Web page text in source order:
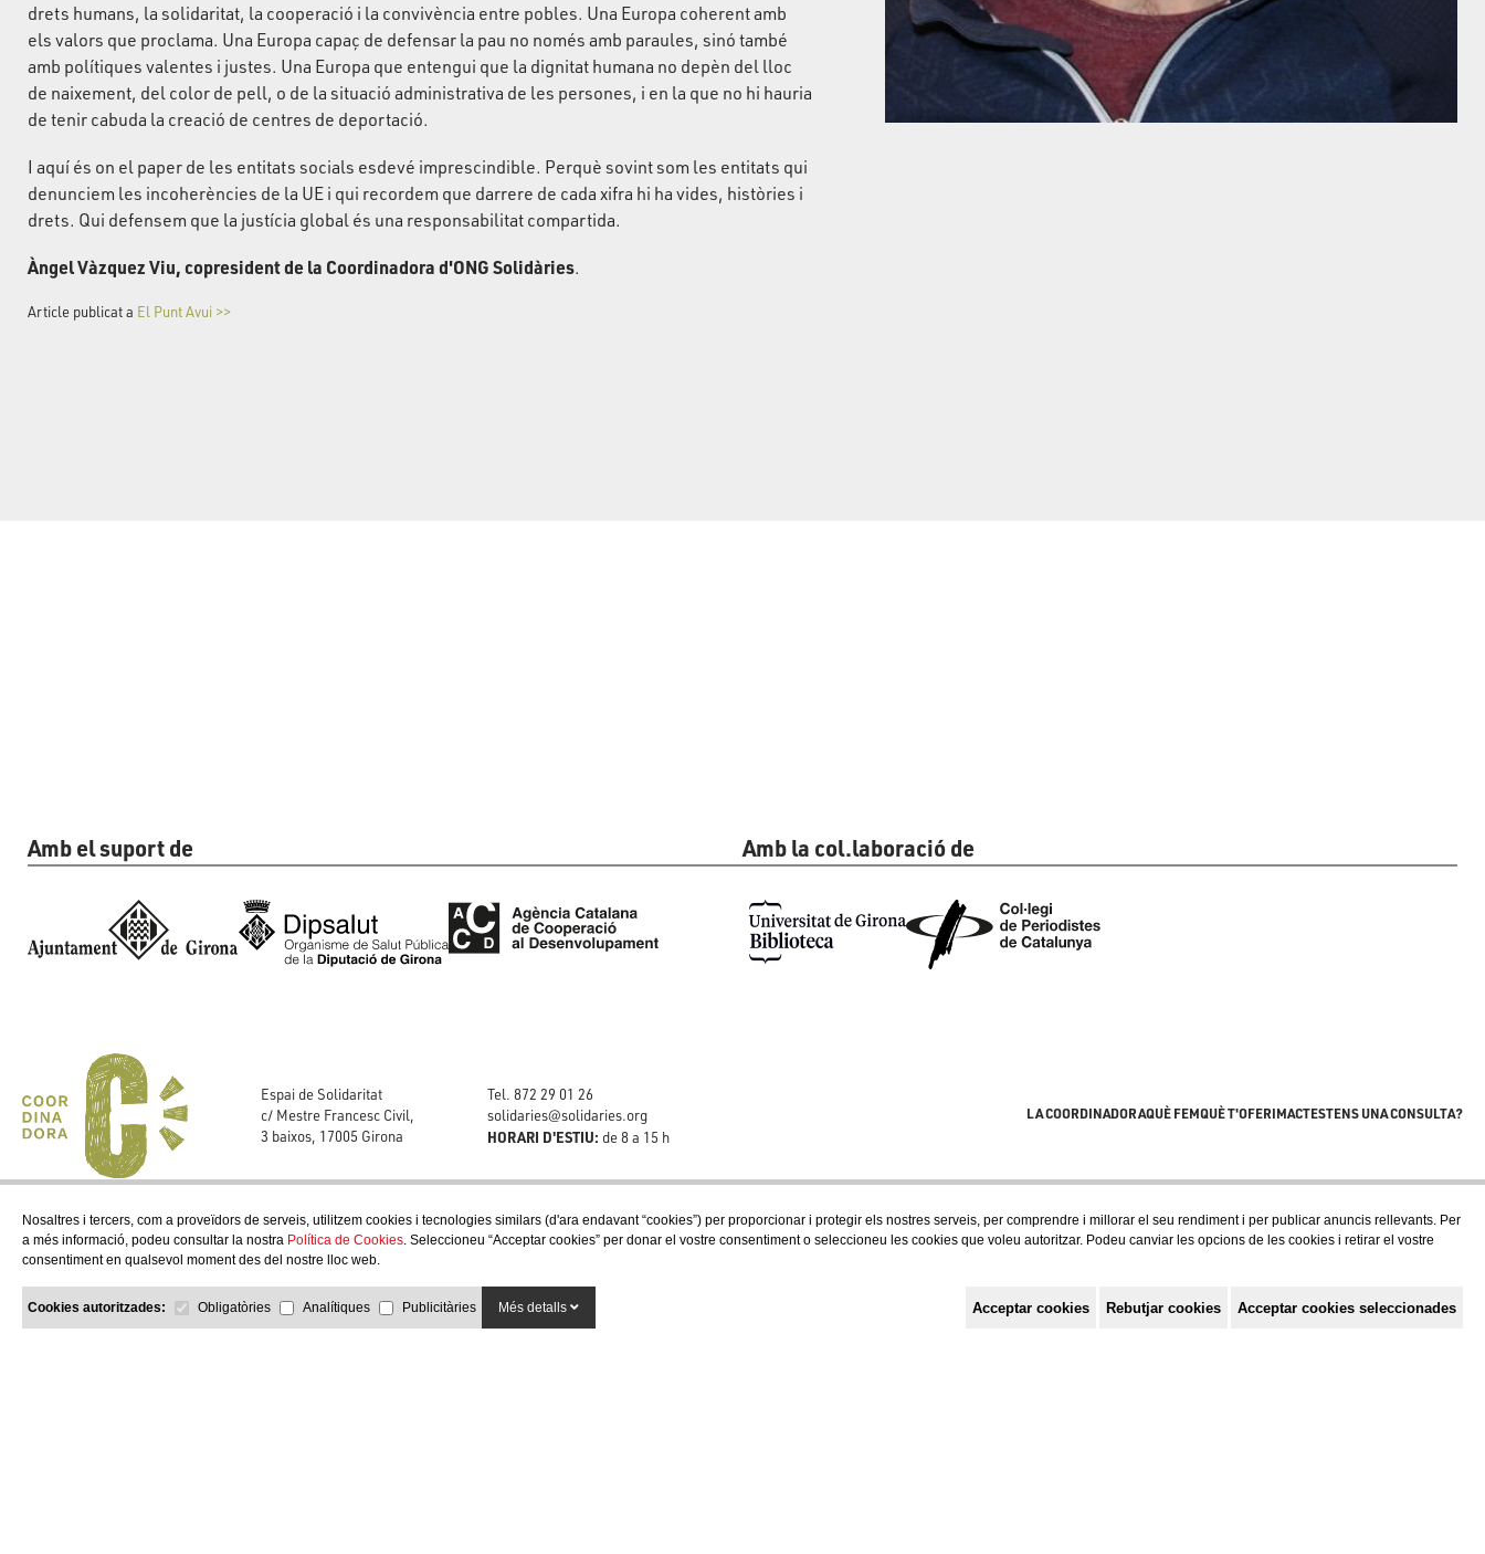
Nosaltres i tercers, com a proveïdors de serveis, utilitzem cookies i tecnologies similars (d'ara endavant “cookies”) per proporcionar i protegir els nostres serveis, per comprendre i millorar el seu rendiment i per publicar anuncis rellevants. Per
a més informació, podeu consultar la nostra Política de Cookies. Seleccioneu “Acceptar cookies” per donar el vostre consentiment o seleccioneu les cookies que voleu autoritzar. Podeu canviar les opcions de les cookies i retirar el vostre
consentiment en qualsevol moment des del nostre lloc web.
Cookies autoritzades: Obligatòries Analítiques Publicitàries Més detalls Acceptar cookies Rebutjar cookies Acceptar cookies seleccionades
drets humans, la solidaritat, la cooperació i la convivència entre pobles. Una Europa coherent amb
els valors que proclama. Una Europa capaç de defensar la pau no només amb paraules, sinó també
amb polítiques valentes i justes. Una Europa que entengui que la dignitat humana no depèn del lloc
de naixement, del color de pell, o de la situació administrativa de les persones, i en la que no hi hauria
de tenir cabuda la creació de centres de deportació.
I aquí és on el paper de les entitats socials esdevé imprescindible. Perquè sovint som les entitats qui
denunciem les incoherències de la UE i qui recordem que darrere de cada xifra hi ha vides, històries i
drets. Qui defensem que la justícia global és una responsabilitat compartida.
Àngel Vàzquez Viu, copresident de la Coordinadora d'ONG Solidàries.
Article publicat a El Punt Avui >>
Amb el suport de Amb la col.laboració de
Espai de Solidaritat
c/ Mestre Francesc Civil,
3 baixos, 17005 Girona
Tel. 872 29 01 26
solidaries@solidaries.org
HORARI D'ESTIU: de 8 a 15 h
LA COORDINADORAQUÈ FEMQUÈ T'OFERIMACTESTENS UNA CONSULTA?
Segueix-nos a les xarxes socials
COPYRIGHT © 2026 Solidaries.orgby Neorg